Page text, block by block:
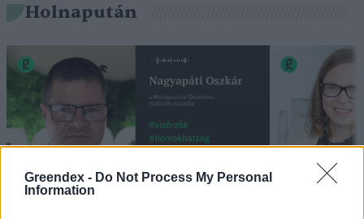
Greendex - Do Not Process My Personal
Information
Holnapután